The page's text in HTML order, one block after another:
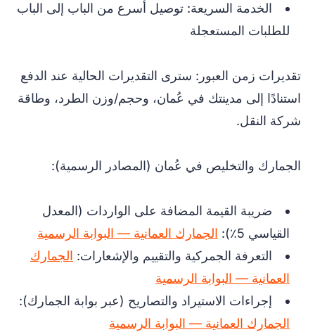
الخدمة السريعة: توصيل أسرع من الباب إلى الباب
للطلبات المستعجلة
تقديرات زمن العبور: سترى التقديرات الحالية عند الدفع
استنادًا إلى مدينتك في عُمان، وحجم/وزن الطرد، وطاقة
شركة النقل.
الجمارك والتخليص في عُمان (المصادر الرسمية):
ضريبة القيمة المضافة على الواردات (المعدل
القياسي 5٪):
الجمارك العمانية — البوابة الرسمية
التعرفة الجمركية والتقييم والإشعارات: الجمارك
العمانية — البوابة الرسمية
إجراءات الاستيراد والتصاريح (عبر بوابة الجمارك):
الجمارك العمانية — البوابة الرسمية